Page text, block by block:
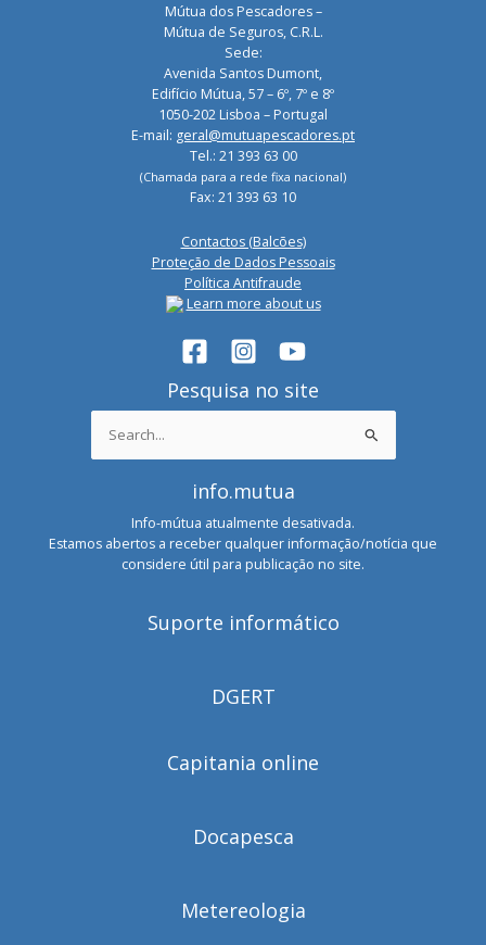
Mútua dos Pescadores –
Mútua de Seguros, C.R.L.
Sede:
Avenida Santos Dumont,
Edifício Mútua, 57 – 6º, 7º e 8º
1050-202 Lisboa – Portugal
E-mail: geral@mutuapescadores.pt
Tel.: 21 393 63 00
(Chamada para a rede fixa nacional)
Fax: 21 393 63 10
Contactos (Balcões)
Proteção de Dados Pessoais
Política Antifraude
Learn more about us
Pesquisa no site
Search
for:
info.mutua
Info-mútua atualmente desativada.
Estamos abertos a receber qualquer informação/notícia que
considere útil para publicação no site.
Suporte informático
DGERT
Capitania online
Docapesca
Metereologia